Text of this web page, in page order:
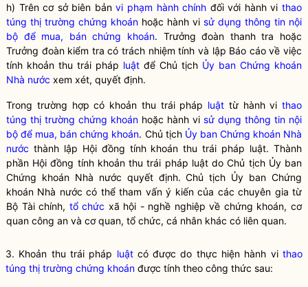
h) Trên cơ sở biên bảnvi phạm hành chính đối với hành vithao
túng thị trường chứng khoán hoặc hành vi sử dụng thông tin nội
bộ để mua, bán chứng khoán. Trưởng đoàn thanh tra hoặc
Trưởng đoàn kiểm tra có trách nhiệm tính và lập Báo cáo về việc
tính khoản thu trái pháp luật để Chủ tịch Ủy ban Chứng khoán
Nhà nước xem xét, quyết định.
Trong trường hợp có khoản thu trái pháp luật từ hành vi thao
túng thị trường chứng khoán hoặc hành vi sử dụng thông tin nội
bộ để mua, bán chứng khoán. Chủ tịch Ủy ban Chứng khoán Nhà
nước thành lập Hội đồng tính khoán thu trái pháp luật. Thành
phần Hội đồng tính khoản thu trái pháp luậtdo Chủ tịch Ủy ban
Chứng khoán Nhà nước quyết định. Chủ tịch Ủy ban Chứng
khoán Nhà nước có thể tham vấn ý kiến của các chuyên gia từ
Bộ Tài chính, tổ chức xã hội - nghề nghiệp về chứng khoán, cơ
quan công an và cơ quan, tổ chức, cá nhân khác có liên quan.
3. Khoản thu trái pháp luậtcó được do thực hiện hành vithao
túng thị trường chứng khoán được tính theo công thức sau: